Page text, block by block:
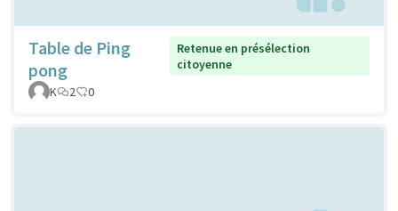
Table de Ping
pong
Retenue en présélection
citoyenne
K
2 0